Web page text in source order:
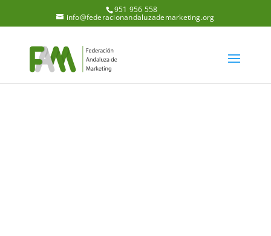
951 956 558
info@federacionandaluzademarketing.org